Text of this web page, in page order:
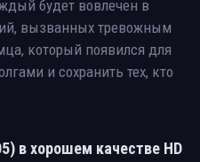
будет вовлечен в
вызванных тревожным
который появился для
и сохранить тех, кто
в хорошем качестве HD